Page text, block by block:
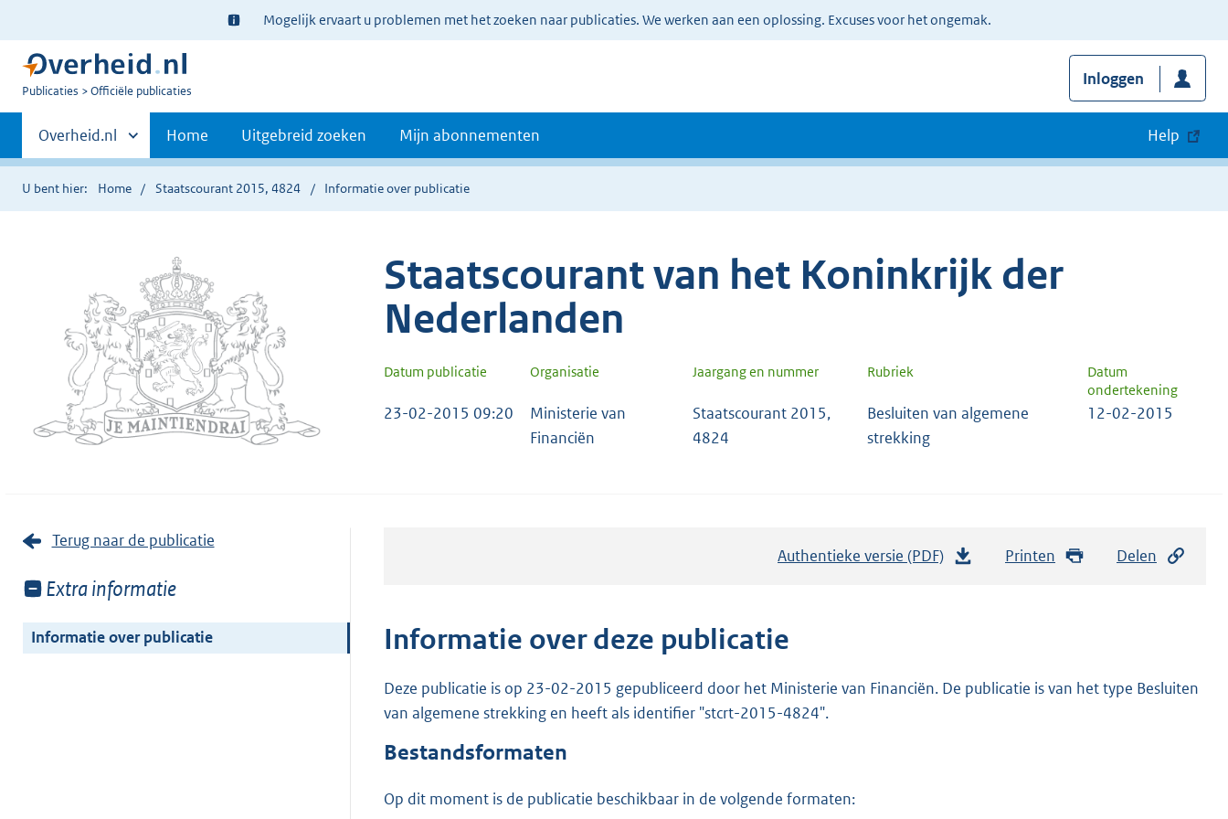
Ter
informatie:
Mogelijk ervaart u problemen met het zoeken naar publicaties. We werken aan een oplossing. Excuses voor het ongemak.
U
Publicaties Officiële publicaties
Inloggen
Primaire
navigatie
Andere
sites
binnen
Overheid.nl Home Uitgebreid zoeken Mijn abonnementen Help
U bent hier: Home Staatscourant 2015, 4824 Informatie over publicatie
Staatscourant van het Koninkrijk der
Nederlanden
Datum publicatie Organisatie Jaargang en nummer Rubriek
Datum
ondertekening
23-02-2015 09:20
Ministerie van
Financiën
Staatscourant 2015,
4824
Besluiten van algemene
strekking
12-02-2015
Terug naar de publicatie
Toon
van:
Extra informatie
Informatie over publicatie
Authentieke versie (PDF)
n
Printen Delen
Informatie over deze publicatie
Deze publicatie is op 23-02-2015 gepubliceerd door het Ministerie van Financiën. De publicatie is van het type Besluiten
van algemene strekking en heeft als identifier "stcrt-2015-4824".
Bestandsformaten
Op dit moment is de publicatie beschikbaar in de volgende formaten: